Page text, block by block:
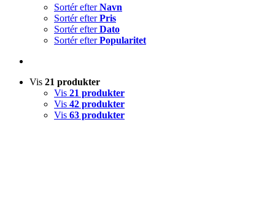
Sortér efterNavn
Sortér efterPris
Sortér efterDato
Sortér efterPopularitet
Vis 21 produkter
Vis 21 produkter
Vis 42 produkter
Vis 63 produkter